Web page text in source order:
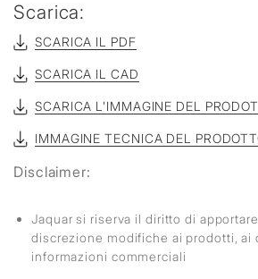
Scarica:
SCARICA IL PDF
SCARICA IL CAD
SCARICA L'IMMAGINE DEL
IMMAGINE TECNICA DEL
Disclaimer:
Jaquar si riserva il diritto di
discrezione modifiche ai prodotti, ai
informazioni commerciali